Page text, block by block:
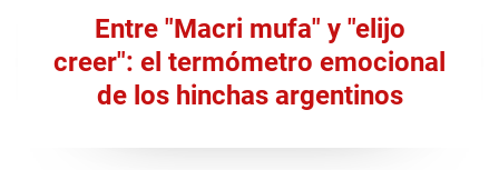
Entre "Macri mufa" y "elijo
creer": el termómetro emocional
de los hinchas argentinos